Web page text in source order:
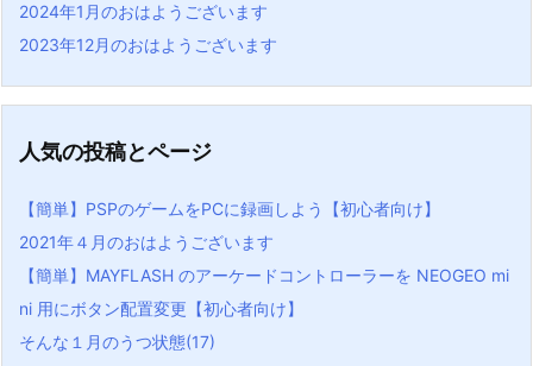
2024年1月のおはようございます
2023年12月のおはようございます
人気の投稿とページ
【簡単】PSPのゲームをPCに録画しよう【初心者向け】
2021年４月のおはようございます
【簡単】MAYFLASH のアーケードコントローラーを NEOGEO mi
ni 用にボタン配置変更【初心者向け】
そんな１月のうつ状態(17)